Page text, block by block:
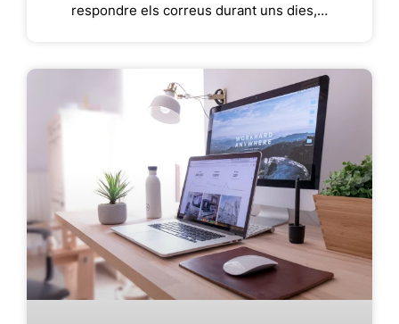
respondre els correus durant uns dies,…